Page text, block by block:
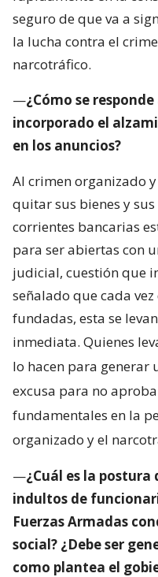
seguro de que va a
la lucha contra el
narcotráfico.
—¿Cómo se
incorporado el
en los anuncios?
Al crimen organizado
quitar sus bienes y
corrientes bancarias
para ser abiertas con
judicial, cuestión que
señalado que cada
fundadas, esta se
inmediata. Quienes
lo hacen para generar
excusa para no
fundamentales en la
organizado y el
—¿Cuál es la postura
indultos de
Fuerzas Armadas
social? ¿Debe ser
como plantea el